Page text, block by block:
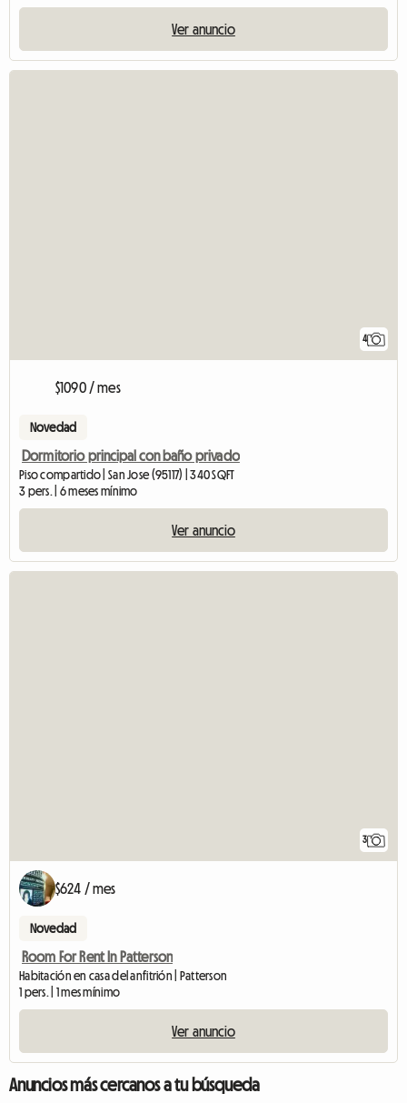
Ver anuncio
4
$1090 / mes
Novedad
Dormitorio principal con baño privado
Piso compartido | San Jose (95117) | 340 SQFT
3 pers. | 6 meses mínimo
Ver anuncio
3
$624 / mes
Novedad
Room For Rent In Patterson
Habitación en casa del anfitrión | Patterson
1 pers. | 1 mes mínimo
Ver anuncio
Anuncios más cercanos a tu búsqueda